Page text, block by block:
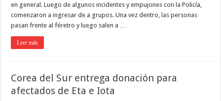
en general. Luego de algunos incidentes y empujones con la Policía,
comenzaron a ingresar de a grupos. Una vez dentro, las personas
pasan frente al féretro y luego salen a …
Leer más
Corea del Sur entrega donación para
afectados de Eta e Iota